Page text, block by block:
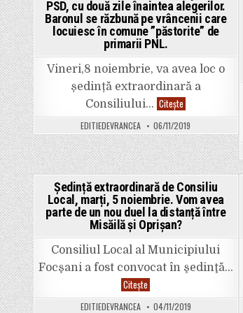
de
o
autoutilitară
și
de
autoturism,
pe
DN
2
–
lângă
Cerdac,
aproape
de
intersecția
spre
Cotești
in
PSD, cu două zile înaintea alegerilor.
Baronul se răzbună pe vrâncenii care
locuiesc în comune ”păstorite” de
primarii PNL.
Vineri,8 noiembrie, va avea loc o
ședință extraordinară a
Consiliului… Citește
DE
JOC:
Oprișan
alocă
bani
numai
la
comune
conduse
de
primari
PSD,
cu
zile
înaintea
alegerilor.
Baronul
se
vrâncenii
EDITIEDEVRANCEA 06/11/2019
Posted
in
Ședință extraordinară de Consiliu
Local, marți, 5 noiembrie. Vom avea
parte de un nou duel la distanță între
Misăilă și Oprișan?
Consiliul Local al Municipiului
Focşani a fost convocat în şedinţă…
Citește
extraordinară
de
EDITIEDEVRANCEA 04/11/2019